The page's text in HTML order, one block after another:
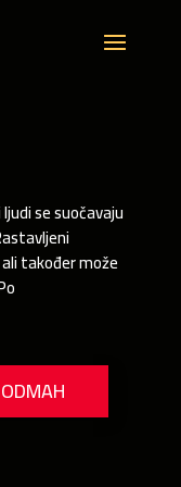
se suočavaju
također može